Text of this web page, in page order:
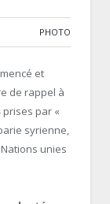
PHOTO
et
de rappel à
prises par «
syrienne,
unies